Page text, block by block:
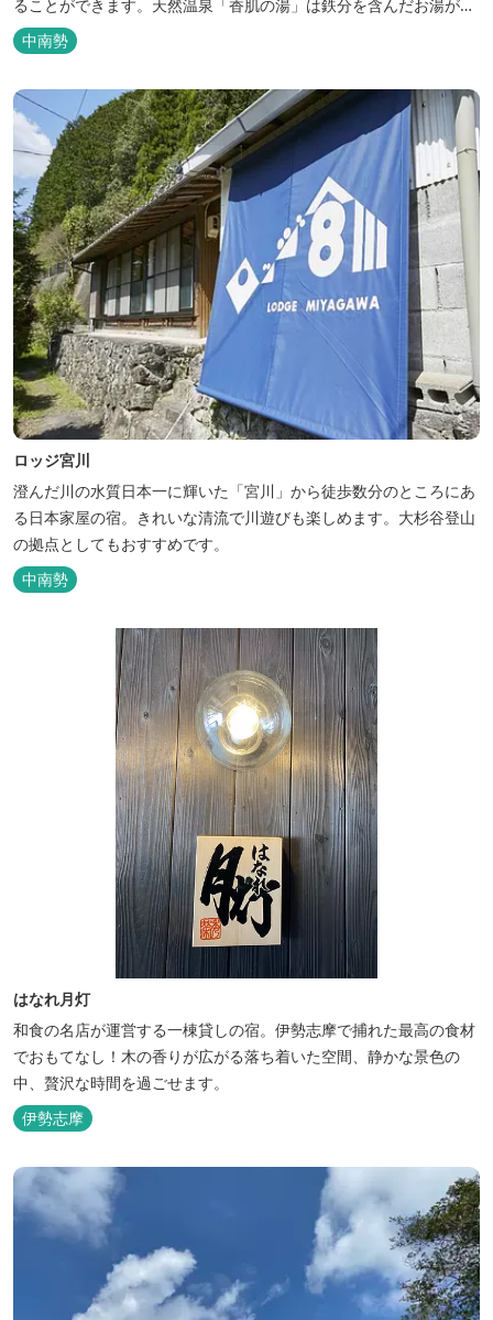
ることができます。天然温泉「香肌の湯」は鉄分を含んだお湯が特
徴。 松阪の観光情報は、松阪観光インフォメーションサイト ワク
ワク松阪 へ。
中南勢
ロッジ宮川
澄んだ川の水質日本一に輝いた「宮川」から徒歩数分のところにあ
る日本家屋の宿。きれいな清流で川遊びも楽しめます。大杉谷登山
の拠点としてもおすすめです。
中南勢
はなれ月灯
和食の名店が運営する一棟貸しの宿。伊勢志摩で捕れた最高の食材
でおもてなし！木の香りが広がる落ち着いた空間、静かな景色の
中、贅沢な時間を過ごせます。
伊勢志摩